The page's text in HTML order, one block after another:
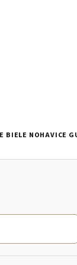
BIELE NOHAVICE